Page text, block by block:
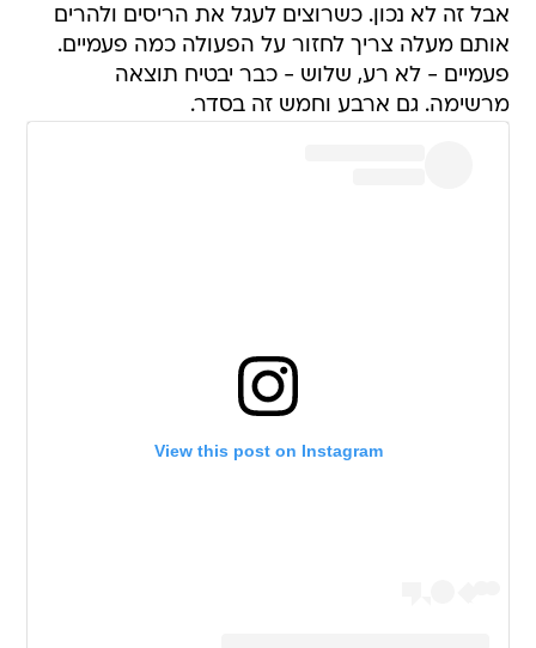
אבל זה לא נכון. כשרוצים לעגל את הריסים ולהרים
אותם מעלה צריך לחזור על הפעולה כמה פעמיים.
פעמיים - לא רע, שלוש - כבר יבטיח תוצאה
מרשימה. גם ארבע וחמש זה בסדר.
View this post on Instagram